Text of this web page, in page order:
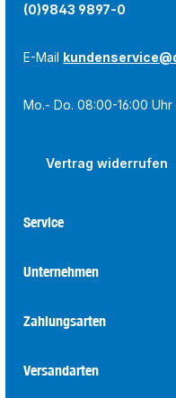
(0)9843 9897-0
E-Mail
Mo.- Do. 08:00-16:00
Vertrag widerrufen
Service
Unternehmen
Zahlungsarten
Versandarten